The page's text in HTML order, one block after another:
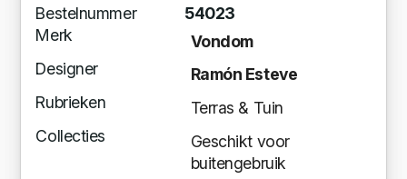
Bestelnummer
54023
Merk
Vondom
Designer
Ramón Esteve
Rubrieken
Terras & Tuin
Collecties
Geschikt voor
buitengebruik